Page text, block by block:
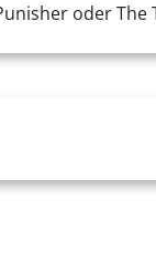
oder